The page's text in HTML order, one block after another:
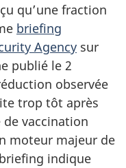
qu’une fraction
briefing
Agency sur
publié le 2
observée
trop tôt après
vaccination
moteur majeur de
indique